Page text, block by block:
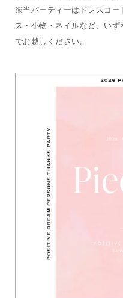
※当パーティーはドレスコー
ス・小物・ネイルなど、い
でお越しください。